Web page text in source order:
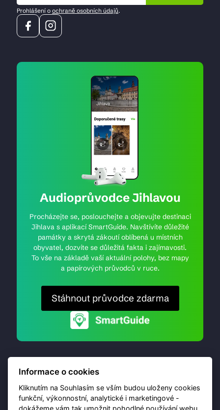
Prohlášení o ochraně osobních údajů.
Audioprůvodce Jihlavou
Procházejte se, poslouchejte a objevujte destinaci
Jihlava s aplikací SmartGuide. Navštívíte důležité
památky a skrytá zákoutí oblíbená u místních
obyvatel, dozvíte se důležitá fakta i zajímavosti.
To vše na základě vaší aktuální polohy, bez mapy
a papírových průvodců v ruce.
Stáhnout průvodce zdarma
Informace o cookies
Kliknutím na Souhlasím se vším budou uloženy cookies
funkční, výkonnostní, analytické i marketingové -
dokážeme vám tak umožnit pohodlné používání webu,